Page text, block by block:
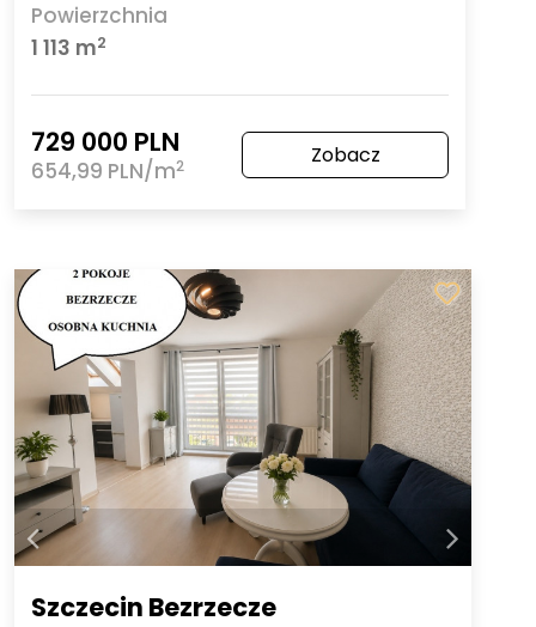
Powierzchnia
1 113 m2
729 000 PLN
654,99 PLN/m2 Zobacz
Szczecin Bezrzecze